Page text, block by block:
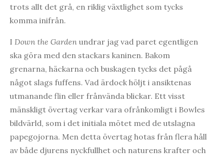
trots allt det grå, en riklig växtlighet som tycks
komma inifrån.
I Down the Garden undrar jag vad paret egentligen
ska göra med den stackars kaninen. Bakom
grenarna, häckarna och buskagen tycks det pågå
något slags fuffens. Vad ärdock höljt i ansiktenas
utmanande flin eller frånvända blickar. Ett visst
mänskligt övertag verkar vara ofrånkomligt i Bowles
bildvärld, som i det initiala mötet med de utslagna
papegojorna. Men detta övertag hotas från flera håll
av både djurens nyckfullhet och naturens krafter och